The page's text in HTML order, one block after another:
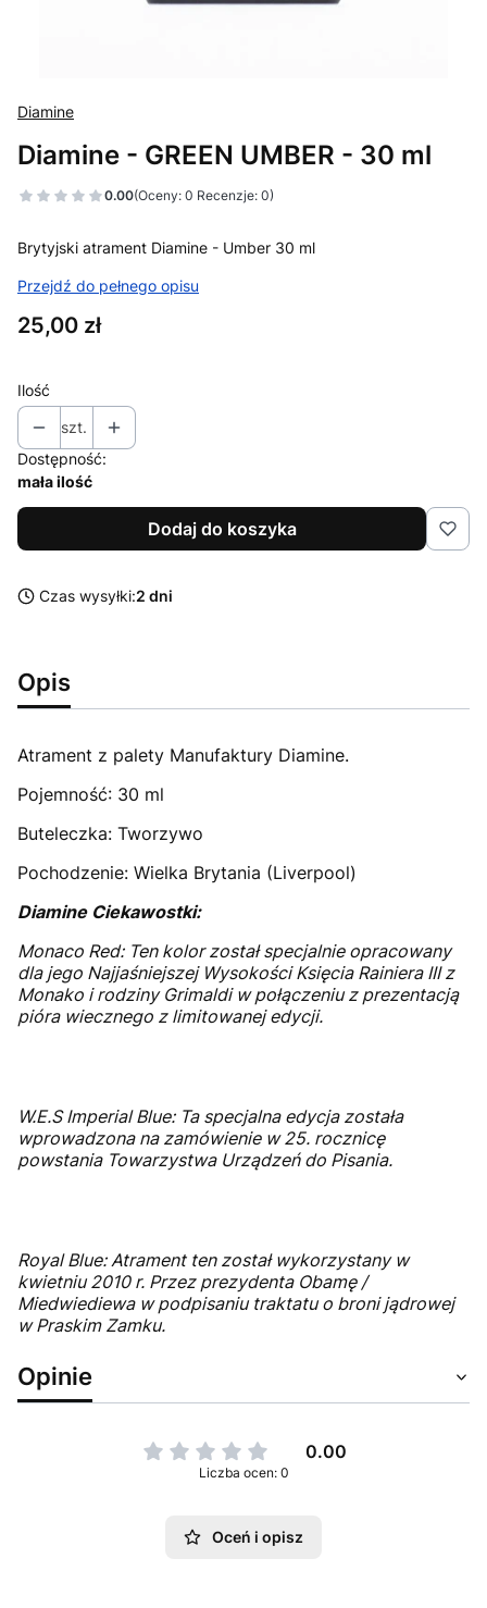
Diamine
Diamine - GREEN UMBER - 30 ml
0.00(Oceny: 0 Recenzje: 0)
Brytyjski atrament Diamine - Umber 30 ml
Przejdź do pełnego opisu
Cena
25,00 zł
Ilość
szt.
Dostępność:
mała ilość
Dodaj do koszyka
Czas wysyłki:2 dni
Opis
Atrament z palety Manufaktury Diamine.
Pojemność: 30 ml
Buteleczka: Tworzywo
Pochodzenie: Wielka Brytania (Liverpool)
Diamine Ciekawostki:
Monaco Red: Ten kolor został specjalnie opracowany
dla jego Najjaśniejszej Wysokości Księcia Rainiera III z
Monako i rodziny Grimaldi w połączeniu z prezentacją
pióra wiecznego z limitowanej edycji.
W.E.S Imperial Blue: Ta specjalna edycja została
wprowadzona na zamówienie w 25. rocznicę
powstania Towarzystwa Urządzeń do Pisania.
Royal Blue: Atrament ten został wykorzystany w
kwietniu 2010 r. Przez prezydenta Obamę /
Miedwiediewa w podpisaniu traktatu o broni jądrowej
w Praskim Zamku.
Opinie
0.00
Liczba ocen: 0
Oceń i opisz